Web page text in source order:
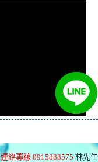
連絡專線 0915888575 林先生